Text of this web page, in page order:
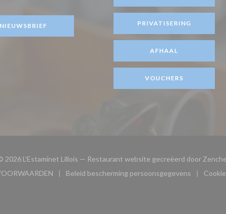
NIEUWSBRIEF PRIVATISERING
AFHAAL
VOUCHERS
2026 L'Estaminet Lillois — Restaurant website gecreëerd door
venster))((opent in een nieuw venster))
Beleid bescherming persoonsgegevens
((opent in een nieuw venster))